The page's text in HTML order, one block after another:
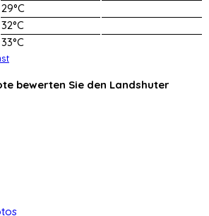
29°C
32°C
33°C
bewerten Sie den Landshuter